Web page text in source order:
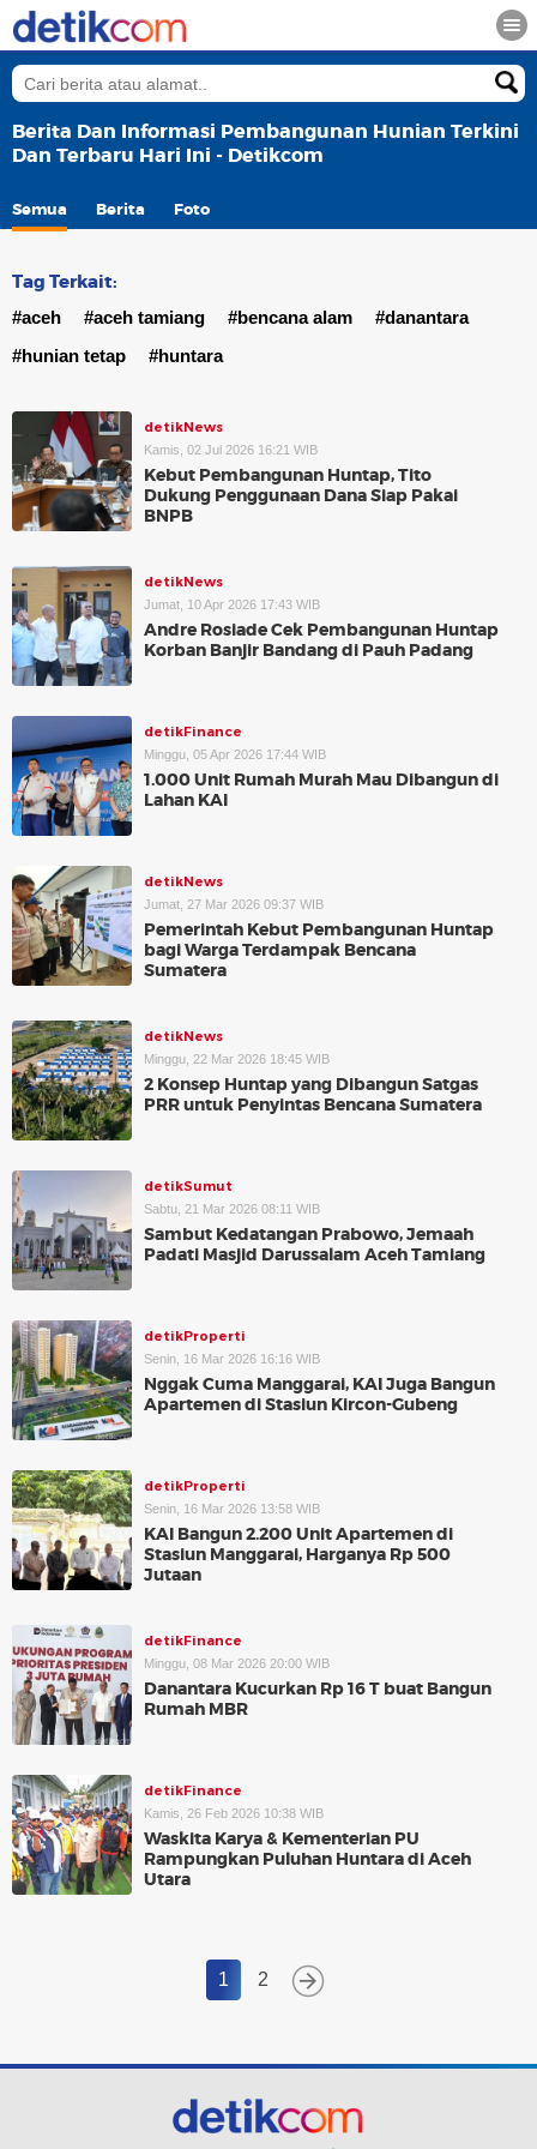
Berita Dan Informasi Pembangunan Hunian Terkini
Dan Terbaru Hari Ini - Detikcom
Semua Berita Foto
Tag Terkait:
#aceh #aceh tamiang #bencana alam
#danantara
#hunian tetap
#huntara
detikNews
Kamis, 02 Jul 2026 16:21 WIB
Kebut Pembangunan Huntap, Tito
Dukung Penggunaan Dana Siap Pakai
BNPB
detikNews
Jumat, 10 Apr 2026 17:43 WIB
Andre Rosiade Cek Pembangunan Huntap
Korban Banjir Bandang di Pauh Padang
detikFinance
Minggu, 05 Apr 2026 17:44 WIB
1.000 Unit Rumah Murah Mau Dibangun di
Lahan KAI
detikNews
Jumat, 27 Mar 2026 09:37 WIB
Pemerintah Kebut Pembangunan Huntap
bagi Warga Terdampak Bencana
Sumatera
detikNews
Minggu, 22 Mar 2026 18:45 WIB
2 Konsep Huntap yang Dibangun Satgas
PRR untuk Penyintas Bencana Sumatera
detikSumut
Sabtu, 21 Mar 2026 08:11 WIB
Sambut Kedatangan Prabowo, Jemaah
Padati Masjid Darussalam Aceh Tamiang
detikProperti
Senin, 16 Mar 2026 16:16 WIB
Nggak Cuma Manggarai, KAI Juga Bangun
Apartemen di Stasiun Kircon-Gubeng
detikProperti
Senin, 16 Mar 2026 13:58 WIB
KAI Bangun 2.200 Unit Apartemen di
Stasiun Manggarai, Harganya Rp 500
Jutaan
detikFinance
Minggu, 08 Mar 2026 20:00 WIB
Danantara Kucurkan Rp 16 T buat Bangun
Rumah MBR
detikFinance
Kamis, 26 Feb 2026 10:38 WIB
Waskita Karya & Kementerian PU
Rampungkan Puluhan Huntara di Aceh
Utara
1 2